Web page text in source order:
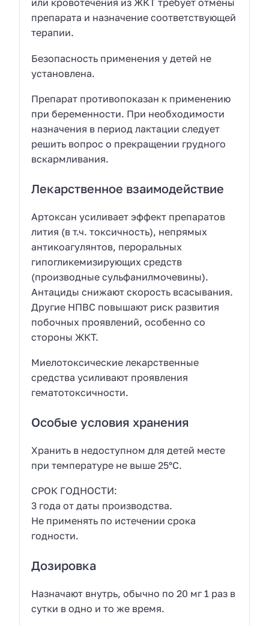
или кровотечения из ЖКТ требует отмены
препарата и назначение соответствующей
терапии.
Безопасность применения у детей не
установлена.
Препарат противопоказан к применению
при беременности. При необходимости
назначения в период лактации следует
решить вопрос о прекращении грудного
вскармливания.
Лекарственное взаимодействие
Артоксан усиливает эффект препаратов
лития (в т.ч. токсичность), непрямых
антикоагулянтов, пероральных
гипогликемизирующих средств
(производные сульфанилмочевины).
Антациды снижают скорость всасывания.
Другие НПВС повышают риск развития
побочных проявлений, особенно со
стороны ЖКТ.
Миелотоксические лекарственные
средства усиливают проявления
гематотоксичности.
Особые условия хранения
Хранить в недоступном для детей месте
при температуре не выше 25°С.
СРОК ГОДНОСТИ:
3 года от даты производства.
Не применять по истечении срока
годности.
Дозировка
Назначают внутрь, обычно по 20 мг 1 раз в
сутки в одно и то же время.